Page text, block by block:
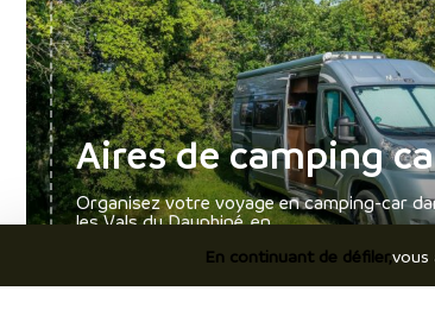
Aires de camping
Organisez votre voyage en camping-car
les Vals du Dauphiné, en...
En continuant de défiler,vous